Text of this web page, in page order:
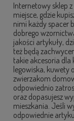
Internetowy sklep
miejsce, gdzie
nimi każdy spacer
dobrego
jakości artykuły,
też będą
takie akcesoria
legowiska, kuwety
zwierzakom
odpowiednio
oraz dopasujesz
mieszkania. Jeśli
odpowiednie